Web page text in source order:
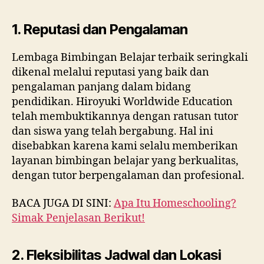
1. Reputasi dan Pengalaman
Lembaga Bimbingan Belajar terbaik seringkali
dikenal melalui reputasi yang baik dan
pengalaman panjang dalam bidang
pendidikan. Hiroyuki Worldwide Education
telah membuktikannya dengan ratusan tutor
dan siswa yang telah bergabung. Hal ini
disebabkan karena kami selalu memberikan
layanan bimbingan belajar yang berkualitas,
dengan tutor berpengalaman dan profesional.
BACA JUGA DI SINI: Apa Itu Homeschooling?
Simak Penjelasan Berikut!
2. Fleksibilitas Jadwal dan Lokasi